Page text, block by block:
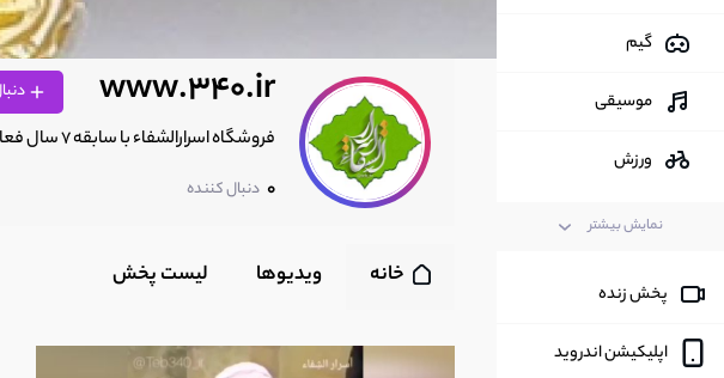
گیم
موسیقی
ورزش
مد و فشن
نمایش بیشتر
پخش زنده
اپلیکیشن اندروید
www.340.ir
فروشگاه اسرارالشفاء با سابقه 7 سال فعالیت در فضای مجازی در عرصه محصولات فرهنگی و هنری و نقره جات فعالیت دارد 09129596340
0 دنبال کننده
خانه ویدیوها لیست پخش‌